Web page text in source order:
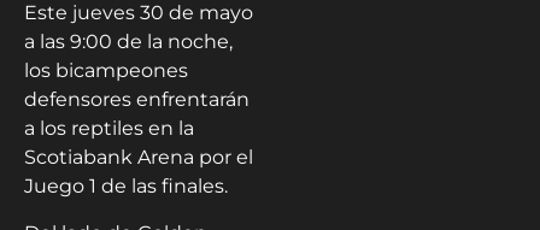
Este jueves 30 de mayo
a las 9:00 de la noche,
los bicampeones
defensores enfrentarán
a los reptiles en la
Scotiabank Arena por el
Juego 1 de las finales.